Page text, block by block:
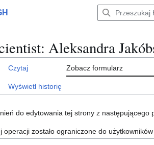
Aleksandra
Czytaj Zobacz formularz
Wyświetl historię
do edytowania tej strony z następującego
operacji zostało ograniczone do